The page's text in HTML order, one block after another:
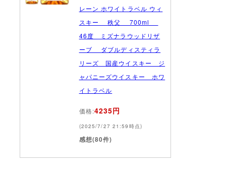
レーン ホワイトラベル ウィ
スキー 秩父 700ml
46度 ミズナラウッドリザ
ーブ ダブルディスティラ
リーズ 国産ウイスキー ジ
ャパニーズウイスキー ホワ
イトラベル
価格:4235円
(2025/7/27 21:59時点)
感想(80件)